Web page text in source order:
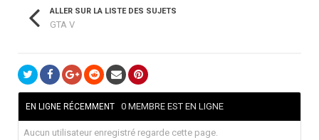
ALLER SUR LA LISTE DES SUJETS
GTA V
EN LIGNE RÉCEMMENT 0 MEMBRE EST EN LIGNE
Aucun utilisateur enregistré regarde cette page.